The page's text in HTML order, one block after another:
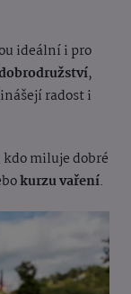
ideální i pro
,
radost i
miluje dobré
kurzu vaření.